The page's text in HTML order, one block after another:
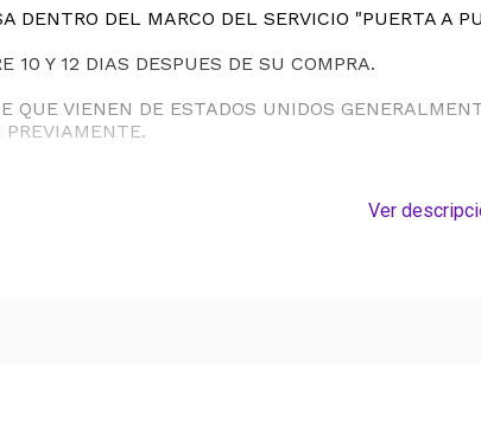
DENTRO DEL MARCO DEL SERVICIO "PUERTA A
10 Y 12 DIAS DESPUES DE SU COMPRA.
QUE VIENEN DE ESTADOS UNIDOS
PREVIAMENTE.
Ver